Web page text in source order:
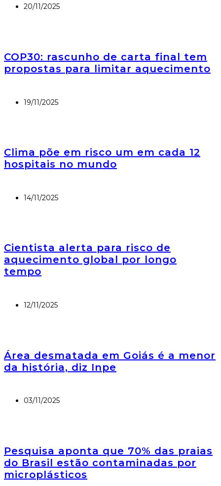
20/11/2025
COP30: rascunho de carta final tem
propostas para limitar aquecimento
19/11/2025
Clima põe em risco um em cada 12
hospitais no mundo
14/11/2025
Cientista alerta para risco de
aquecimento global por longo
tempo
12/11/2025
Área desmatada em Goiás é a menor
da história, diz Inpe
03/11/2025
Pesquisa aponta que 70% das praias
do Brasil estão contaminadas por
microplásticos